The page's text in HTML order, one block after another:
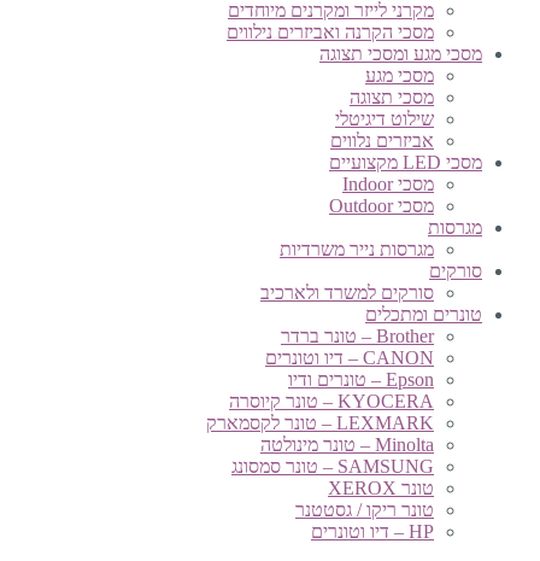
מקרני לייזר ומקרנים מיוחדים
מסכי הקרנה ואביזרים נילווים
מסכי מגע ומסכי תצוגה
מסכי מגע
מסכי תצוגה
שילוט דיגיטלי
אביזרים נלווים
מסכי LED מקצועיים
מסכי Indoor
מסכי Outdoor
מגרסות
מגרסות נייר משרדיות
סורקים
סורקים למשרד ולארכיב
טונרים ומתכלים
Brother – טונר ברדר
CANON – דיו וטונרים
Epson – טונרים ודיו
KYOCERA – טונר קיוסרה
LEXMARK – טונר לקסמארק
Minolta – טונר מינולטה
SAMSUNG – טונר סמסונג
טונר XEROX
טונר ריקו / גסטטנר
HP – דיו וטונרים